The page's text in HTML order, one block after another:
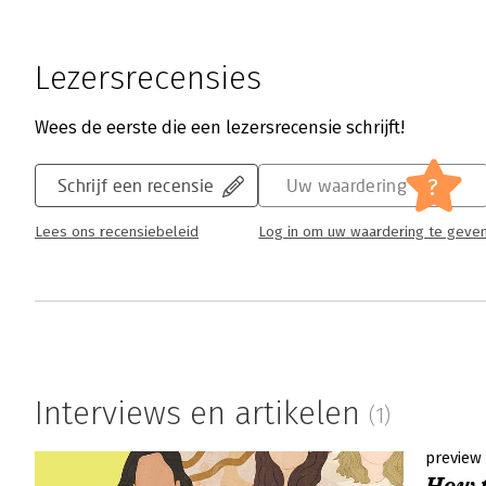
Lezersrecensies
Wees de eerste die een lezersrecensie schrijft!
Schrijf een recensie
Lees ons recensiebeleid
Uw waardering ?
Log in om uw waardering te geven
Interviews en artikelen (1)
preview